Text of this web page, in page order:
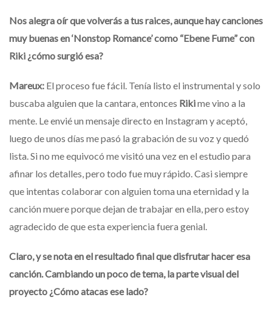
Nos alegra oír que volverás a tus raices, aunque hay canciones
muy buenas en ‘Nonstop Romance’ como “Ebene Fume” con
Riki ¿cómo surgió esa?
Mareux: El proceso fue fácil. Tenía listo el instrumental y solo
buscaba alguien que la cantara, entonces Rikime vino a la
mente. Le envié un mensaje directo en Instagram y aceptó,
luego de unos días me pasó la grabación de su voz y quedó
lista. Si no me equivocó me visitó una vez en el estudio para
afinar los detalles, pero todo fue muy rápido. Casi siempre
que intentas colaborar con alguien toma una eternidad y la
canción muere porque dejan de trabajar en ella, pero estoy
agradecido de que esta experiencia fuera genial.
Claro, y se nota en el resultado final que disfrutar hacer esa
canción. Cambiando un poco de tema, la parte visual del
proyecto ¿Cómo atacas ese lado?